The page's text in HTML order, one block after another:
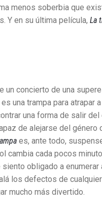
menos soberbia que
Y en su última película, La
un concierto de una
una trampa para atrapar
una forma de salir
de alejarse del género
es, ante todo,
cambia cada pocos
obligado a enumerar
los defectos de
mucho más divertido.